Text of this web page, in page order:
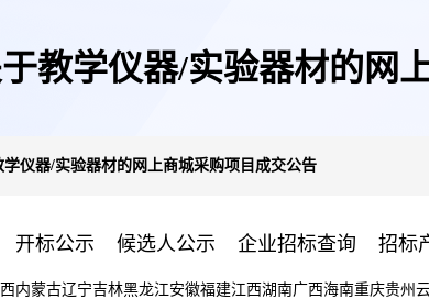
教学仪器/实验器材的网
仪器/实验器材的网上商城采购项目成交公告
开标公示 候选人公示 企业招标查询 招标
内蒙古辽宁吉林黑龙江安徽福建江西湖南广西海南重庆贵州